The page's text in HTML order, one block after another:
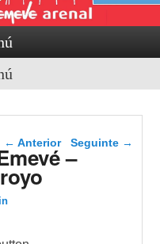
Navegador de artigos
← Anterior Seguinte →
–